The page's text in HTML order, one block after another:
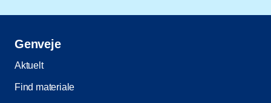
Genveje
Aktuelt
Find materiale